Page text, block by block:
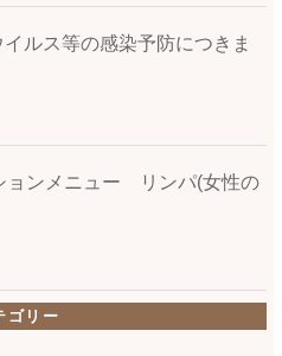
ルス等の感染予防につきま
ョンメニュー リンパ(女性の
ゴリー